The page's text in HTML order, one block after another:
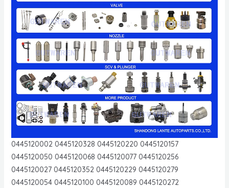
0445120002 0445120328 0445120220 0445120157
0445120050 0445120068 0445120077 0445120256
0445120027 0445120352 0445120229 0445120279
0445120054 0445120100 0445120089 0445120272